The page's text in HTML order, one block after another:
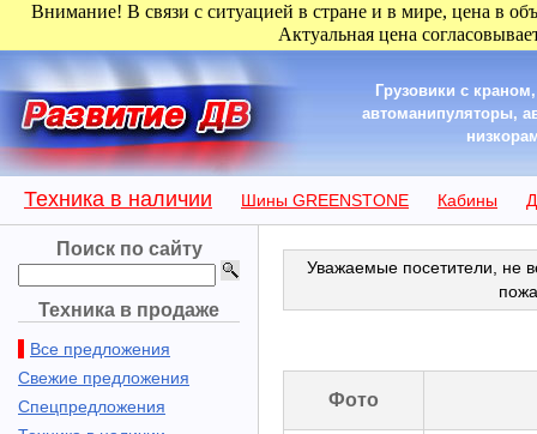
Внимание! В связи с ситуацией в стране и в мире, цена в
Актуальная цена
Грузовики с
автоманипуляторы,
Техника в наличии Шины GREENSTONE Кабины
Поиск по сайту
Техника в продаже
Все предложения
Свежие предложения
Спецпредложения
Уважаемые посетители, не
Фото